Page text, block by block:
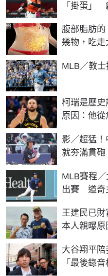
「掛蛋」
腹部脂肪
幾物，吃
PR
MLB／教
柯瑞是歷史
原因：他
影／超猛
就夯滿貫
MLB賽程
出賽 道奇
王建民已財
本人親曝
大谷翔平
「最後錄